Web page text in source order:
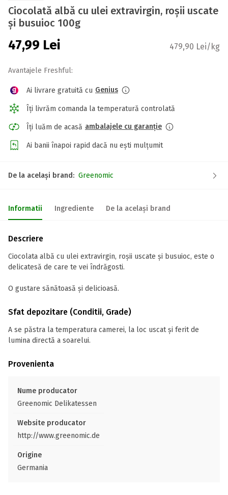
Ciocolată albă cu ulei extravirgin, roșii uscate
și busuioc 100g
47,99 Lei 479,90 Lei/kg
Avantajele Freshful:
Ai livrare gratuită cu Genius
Îți livrăm comanda la temperatură controlată
Îți luăm de acasă ambalajele cu garanție
Ai banii înapoi rapid dacă nu ești mulțumit
De la același brand: Greenomic
Informatii Ingrediente De la același brand
Descriere
Ciocolata albă cu ulei extravirgin, roșii uscate și busuioc, este o
delicatesă de care te vei îndrăgosti.
O gustare sănătoasă și delicioasă.
Sfat depozitare (Conditii, Grade)
A se păstra la temperatura camerei, la loc uscat și ferit de
lumina directă a soarelui.
Provenienta
Nume producator
Greenomic Delikatessen
Website producator
http://www.greenomic.de
Origine
Germania